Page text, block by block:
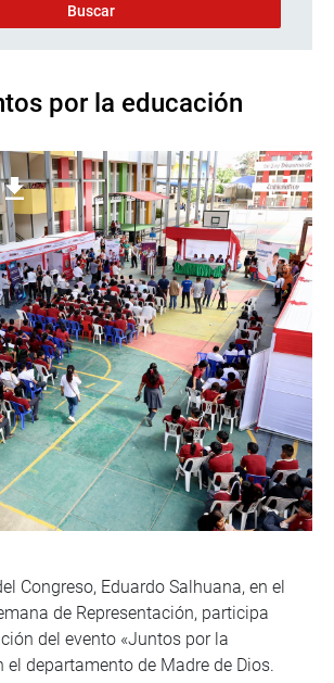
por la educación
Congreso, Eduardo Salhuana, en el
de Representación, participa
del evento «Juntos por la
el departamento de Madre de Dios.